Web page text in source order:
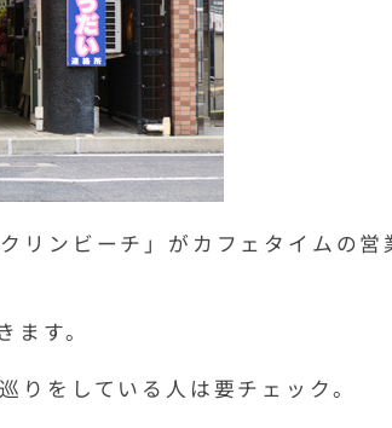
リンビーチ」がカフェタイムの営
す。
りをしている人は要チェック。